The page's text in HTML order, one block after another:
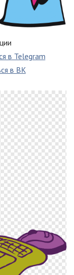
в Telegram
в ВК